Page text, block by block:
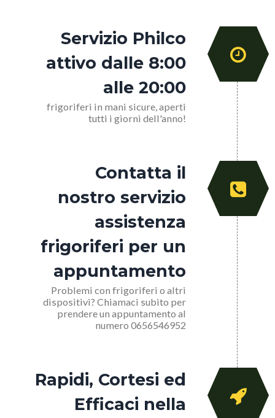
Servizio Philco
attivo dalle 8:00
alle 20:00
frigoriferi in mani sicure, aperti
tutti i giorni dell'anno!
Contatta il
nostro servizio
assistenza
frigoriferi per un
appuntamento
Problemi con frigoriferi o altri
dispositivi? Chiamaci subito per
prendere un appuntamento al
numero 0656546952
Rapidi, Cortesi ed
Efficaci nella